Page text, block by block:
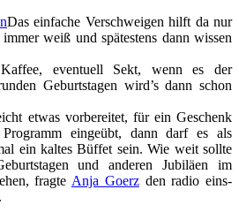
Das einfache Verschweigen hilft da nur
weiß und spätestens dann wissen
eventuell Sekt, wenn es der
Geburtstagen wird’s dann schon
etwas vorbereitet, für ein Geschenk
eingeübt, dann darf es als
ein kaltes Büffet sein. Wie weit sollte
und anderen Jubiläen im
fragte Anja Goerzden radio eins-